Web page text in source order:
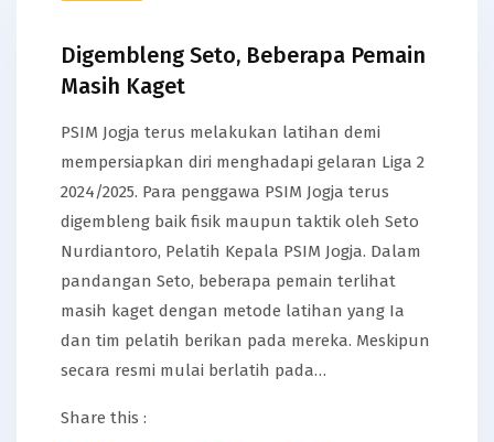
Digembleng Seto, Beberapa Pemain
Masih Kaget
PSIM Jogja terus melakukan latihan demi
mempersiapkan diri menghadapi gelaran Liga 2
2024/2025. Para penggawa PSIM Jogja terus
digembleng baik fisik maupun taktik oleh Seto
Nurdiantoro, Pelatih Kepala PSIM Jogja. Dalam
pandangan Seto, beberapa pemain terlihat
masih kaget dengan metode latihan yang Ia
dan tim pelatih berikan pada mereka. Meskipun
secara resmi mulai berlatih pada…
Share this :